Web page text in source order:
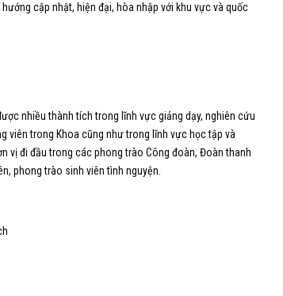
cập nhật, hiện đại, hòa nhập với khu vực và quốc
nhiều thành tích trong lĩnh vực giảng dạy, nghiên cứu
viên trong Khoa cũng như trong lĩnh vực học tập và
vị đi đầu trong các phong trào Công đoàn, Đoàn thanh
phong trào sinh viên tình nguyện.